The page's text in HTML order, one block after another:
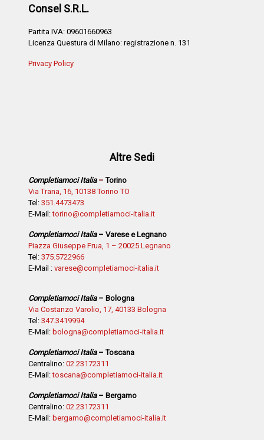
Consel S.R.L.
Partita IVA: 09601660963
Licenza Questura di Milano: registrazione n. 131
Privacy Policy
Altre Sedi
Completiamoci Italia – Torino
Via Trana, 16, 10138 Torino TO
Tel: 351.4473473
E-Mail:torino@completiamoci-italia.it
Completiamoci Italia– Varese e Legnano
Piazza Giuseppe Frua, 1 – 20025 Legnano
Tel: 375.5722966
E-Mail : varese@completiamoci-italia.it
Completiamoci Italia– Bologna
Via Costanzo Varolio, 17, 40133 Bologna
Tel: 347.3419994
E-Mail: bologna@completiamoci-italia.it
Completiamoci Italia– Toscana
Centralino: 02.23172311
E-Mail:toscana@completiamoci-italia.it
Completiamoci Italia– Bergamo
Centralino: 02.23172311
E-Mail: bergamo@completiamoci-italia.it